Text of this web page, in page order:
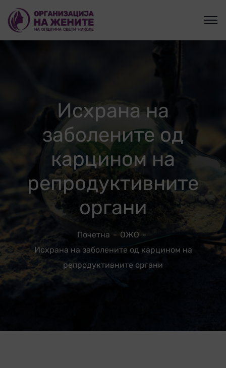
Исхрана на
заболените од
карцином на
репродуктивните
органи
Почетна
ОЖО
Исхрана на заболените од карцином на
репродуктивните органи